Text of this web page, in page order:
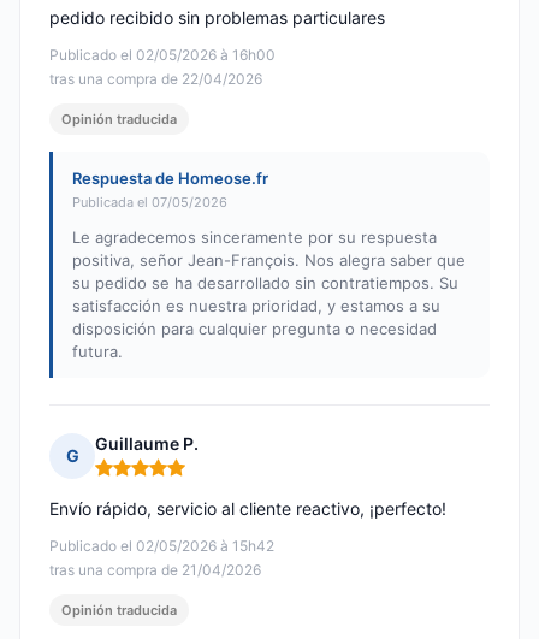
Publicado el 02/05/2026 à 16h00
tras una compra de 22/04/2026
pedido recibido sin problemas particulares
Opinión traducida
Respuesta de Homeose.fr
Publicada el 07/05/2026
Le agradecemos sinceramente por su respuesta
positiva, señor Jean-François. Nos alegra saber que
su pedido se ha desarrollado sin contratiempos. Su
satisfacción es nuestra prioridad, y estamos a su
disposición para cualquier pregunta o necesidad
futura.
G
Guillaume P.
Nota: 5 de 5
Publicado el 02/05/2026 à 15h42
tras una compra de 21/04/2026
Envío rápido, servicio al cliente reactivo, ¡perfecto!
Opinión traducida